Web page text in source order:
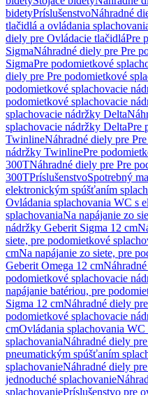
bidetyPríslušenstvoNáhradné
tlačidlá a ovládania
diely pre Ovládacie tlačidláPre
SigmaNáhradné diely pre Pre
SigmaPre podomietkové
diely pre Pre podomietkové
podomietkové splachovacie
podomietkové splachovacie
splachovacie nádržky Delta
splachovacie nádržky DeltaPre
TwinlineNáhradné diely pre
nádržky TwinlinePre
300TNáhradné diely pre Pre
300TPríslušenstvoSpotrebný
elektronickým spúšťaním
Ovládania splachovania WC s
splachovaniaNa napájanie zo
nádržky Geberit Sigma 12 cm
siete, pre podomietkové
cmNa napájanie zo siete, pre
Geberit Omega 12 cm
podomietkové splachovacie
napájanie batériou, pre
Sigma 12 cmNáhradné diely
podomietkové splachovacie
cmOvládania splachovania
splachovaniaNáhradné diely
pneumatickým spúšťaním
splachovanieNáhradné diely
jednoduché splachovanie
splachovaniePríslušenstvo pre